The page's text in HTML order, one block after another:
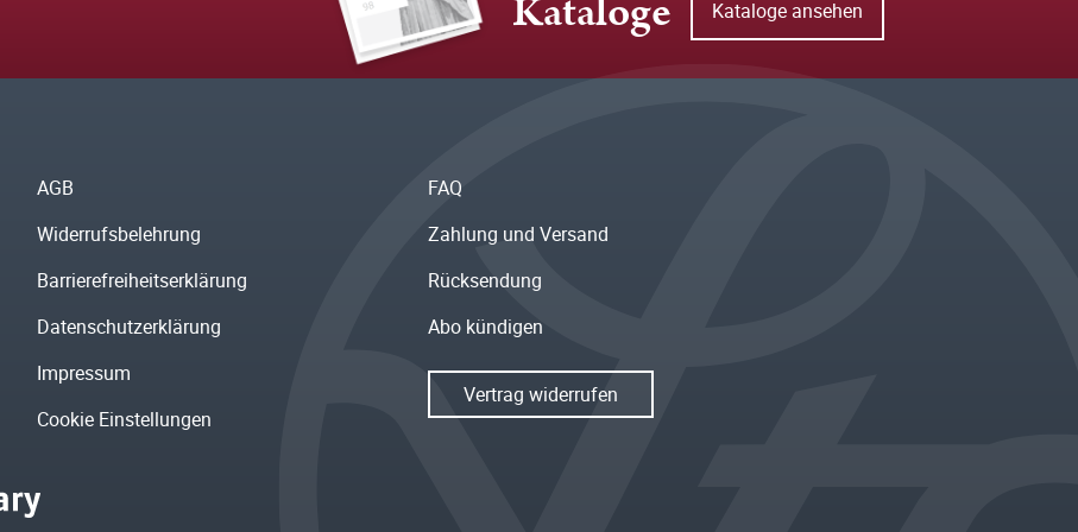
Kataloge Kataloge ansehen
AGB
Widerrufsbelehrung
Barrierefreiheitserklärung
Datenschutzerklärung
Impressum
Cookie Einstellungen
FAQ
Zahlung und Versand
Rücksendung
Abo kündigen
Vertrag widerrufen